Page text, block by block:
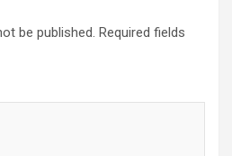
be published. Required fields